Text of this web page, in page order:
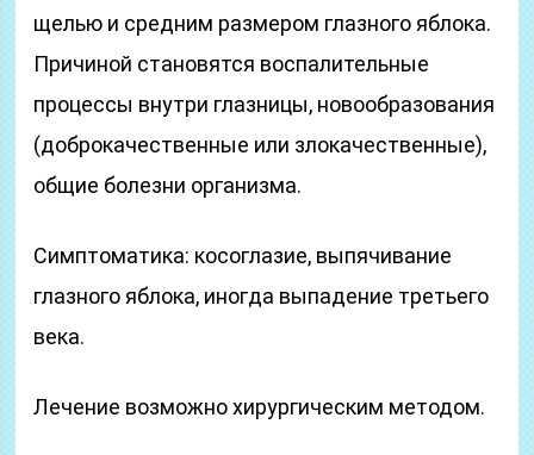
щелью и средним размером глазного яблока.
Причиной становятся воспалительные
процессы внутри глазницы, новообразования
(доброкачественные или злокачественные),
общие болезни организма.
Симптоматика: косоглазие, выпячивание
глазного яблока, иногда выпадение третьего
века.
Лечение возможно хирургическим методом.